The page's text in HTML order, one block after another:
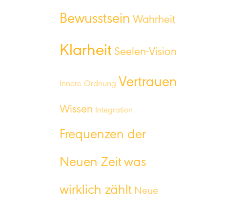
Bewusstsein Wahrheit
Klarheit Seelen-Vision
Innere Ordnung Vertrauen
Wissen Integration
Frequenzen der
Neuen Zeitwas
wirklich zählt Neue